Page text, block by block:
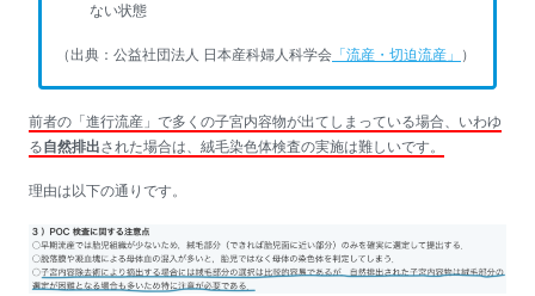
ない状態
（出典：公益社団法人 日本産科婦人科学会 「流産・切迫流産」 ）
前者の「進行流産」で多くの子宮内容物が出てしまっている場合、いわゆ
る自然排出された場合は、絨毛染色体検査の実施は難しいです。
理由は以下の通りです。